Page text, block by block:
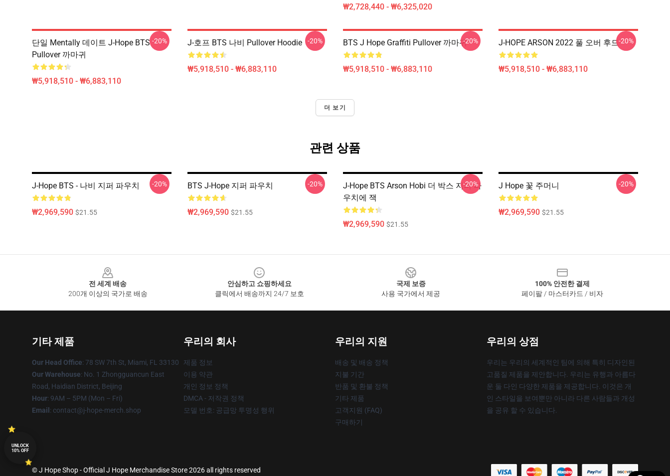
₩2,728,440 - ₩6,325,020
단일 Mentally 데이트 J-Hope BTS
Pullover 까마귀
₩5,918,510 - ₩6,883,110
-20% J-호프 BTS 나비 Pullover Hoodie
₩5,918,510 - ₩6,883,110
-20% BTS J Hope Graffiti Pullover 까마귀
₩5,918,510 - ₩6,883,110
-20% J-HOPE ARSON 2022 풀 오버 후드
₩5,918,510 - ₩6,883,110
-20%
더 보기
관련 상품
J-Hope BTS - 나비 지퍼 파우치
₩2,969,590 $21.55
-20% BTS J-Hope 지퍼 파우치
₩2,969,590 $21.55
-20%
J-Hope BTS Arson Hobi 더 박스 지퍼 파
우치에 잭
₩2,969,590 $21.55
-20% J Hope 꽃 주머니
₩2,969,590 $21.55
-20%
전 세계 배송
200개 이상의 국가로 배송
안심하고 쇼핑하세요
클릭에서 배송까지 24/7 보호
국제 보증
사용 국가에서 제공
100% 안전한 결제
페이팔 / 마스터카드 / 비자
기타 제품
Our Head Office: 78 SW 7th St, Miami, FL 33130
Our Warehouse: No. 1 Zhongguancun East
Road, Haidian District, Beijing
Hour: 9AM – 5PM (Mon – Fri)
Email : contact@j-hope-merch.shop
우리의 회사
제품 정보
이용 약관
개인 정보 정책
DMCA - 저작권 정책
모델 번호: 공급망 투명성 행위
우리의 지원
배송 및 배송 정책
지불 기간
반품 및 환불 정책
기타 제품
고객지원 (FAQ)
구매하기
우리의 상점
우리는 우리의 세계적인 팀에 의해 특히 디자인된
고품질 제품을 제안합니다. 우리는 유행과 아름다
운 둘 다인 다양한 제품을 제공합니다. 이것은 개
인 스타일을 보여뿐만 아니라 다른 사람들과 개성
을 공유 할 수 있습니다.
© J Hope Shop - Official J Hope Merchandise Store 2026 all rights reserved
UNLOCK
10% OFF